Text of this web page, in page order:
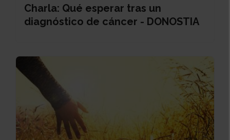
Charla: Qué esperar tras un
diagnóstico de cáncer - DONOSTIA